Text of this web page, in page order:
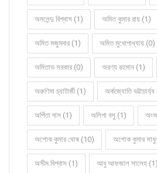
অমলেন্দু বিশ্বাস (1) অমিত কুমার রায় (1)
অমিত মজুমদার (1) অমিত মুখোপাধ্যায় (0)
অমিতাভ সরকার (0) অরণ্য রহমান (1)
অরুণিমা চ্যাটার্জী (1) অর্কজ্যোতি
অর্পিতা দাস (1) অলিপা বসু (1)
অশোক কুমার ঘোষ (10) অশোক কুমার
অসীম বিশ্বাস (1) আবু আফজাল সালেহ (1)